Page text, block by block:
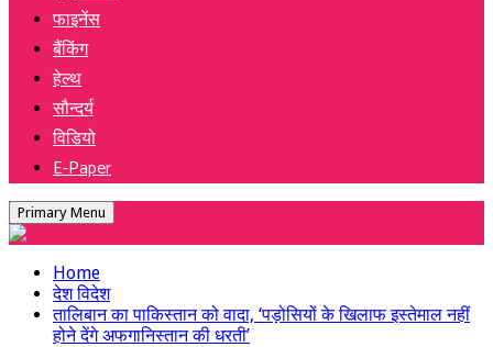
फाइनेंस
बैंकिंग
हेल्थ
सौन्दर्य
विडियो
E-Paper
Primary Menu
Home
देश विदेश
तालिबान का पाकिस्तान को वादा, ‘पड़ोसियों के खिलाफ इस्तेमाल नहीं
होने देंगे अफगानिस्तान की धरती’